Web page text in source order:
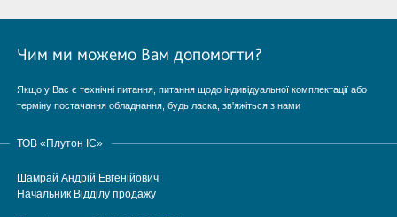
Чим ми можемо Вам допомогти?
Якщо у Вас є технічні питання, питання щодо індивідуальної комплектації або
терміну постачання обладнання, будь ласка, зв'яжіться з нами
ТОВ «Плутон IC»
Шамрай Андрій Евгенійович
Начальник Відділу продажу